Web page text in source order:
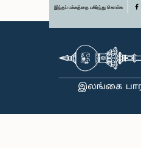
இந்தப் பக்கத்தை பகிர்ந்து கொள்க